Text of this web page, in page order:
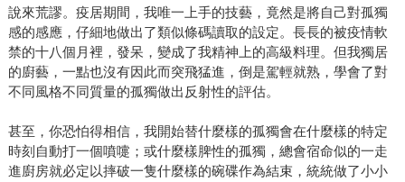
說來荒謬。疫居期間，我唯一上手的技藝，竟然是將自己對孤獨
感的感應，仔細地做出了類似條碼讀取的設定。長長的被疫情軟
禁的十八個月裡，發呆，變成了我精神上的高級料理。但我獨居
的廚藝，一點也沒有因此而突飛猛進，倒是駕輕就熟，學會了對
不同風格不同質量的孤獨做出反射性的評估。
甚至，你恐怕得相信，我開始替什麼樣的孤獨會在什麼樣的特定
時刻自動打一個噴嚏；或什麼樣脾性的孤獨，總會宿命似的一走
進廚房就必定以摔破一隻什麼樣的碗碟作為結束，統統做了小小